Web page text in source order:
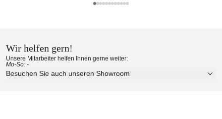
Erleben Sie unsere Stoffe und Materialien ganz in Ruhe in
Ihren eigenen vier Wänden.
Aktuelle Originalstoffe des Herstellers
Wir helfen gern!
Unsere Mitarbeiter helfen Ihnen gerne weiter:
Mo-So: -
Besuchen Sie auch unseren Showroom